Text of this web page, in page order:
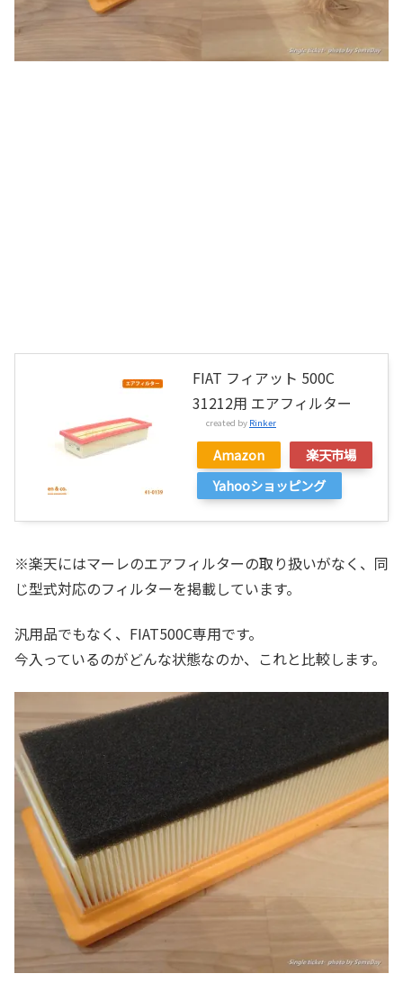
FIAT フィアット 500C
31212用 エアフィルター
created by Rinker
Amazon
楽天市場
Yahooショッピング
※楽天にはマーレのエアフィルターの取り扱いがなく、同
じ型式対応のフィルターを掲載しています。
汎用品でもなく、FIAT500C専用です。
今入っているのがどんな状態なのか、これと比較します。